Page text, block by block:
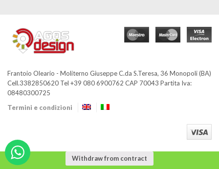
Frantoio Oleario - Moliterno Giuseppe C.da S.Teresa, 36 Monopoli (BA)
Cell.3382850620 Tel +39 080 6900762 CAP 70043 Partita Iva:
08480300725
Termini e condizioni
Withdraw from contract